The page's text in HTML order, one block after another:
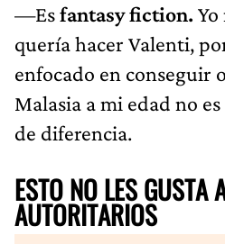
—Esfantasy fiction. Yo
quería hacer Valenti,
enfocado en conseguir
Malasia a mi edad no
de diferencia.
ESTO NO LES GUSTA
AUTORITARIOS